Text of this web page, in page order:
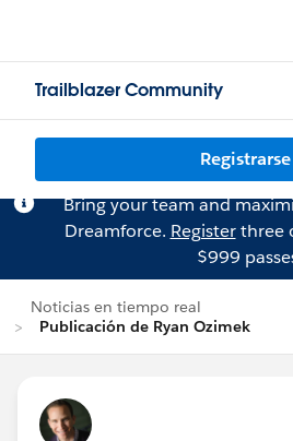
Trailblazer Community
Registrarse
Bring your team and
Dreamforce. Registerthree
$999
Noticias en tiempo real
Publicación de Ryan Ozimek